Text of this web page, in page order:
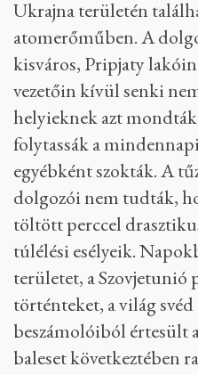
Ukrajna területén
atomerőműben. A
kisváros, Pripjaty lakóin
vezetőin kívül senki
helyieknek azt
folytassák a
egyébként szokták. A
dolgozói nem tudták,
töltött perccel
túlélési esélyeik.
területet, a Szovjetunió
történteket, a világ
beszámolóiból értesült
baleset következtében